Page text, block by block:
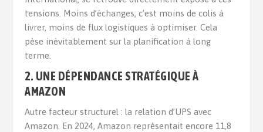
tensions. Moins d’échanges, c’est moins de colis à
livrer, moins de flux logistiques à optimiser. Cela
pèse inévitablement sur la planification à long
terme.
2. UNE DÉPENDANCE STRATÉGIQUE À
AMAZON
Autre facteur structurel : la relation d’UPS avec
Amazon. En 2024, Amazon représentait encore 11,8